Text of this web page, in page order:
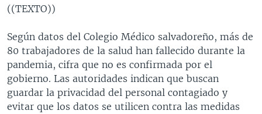
((TEXTO))
Según datos del Colegio Médico salvadoreño, más de
80 trabajadores de la salud han fallecido durante la
pandemia, cifra que no es confirmada por el
gobierno. Las autoridades indican que buscan
guardar la privacidad del personal contagiado y
evitar que los datos se utilicen contra las medidas